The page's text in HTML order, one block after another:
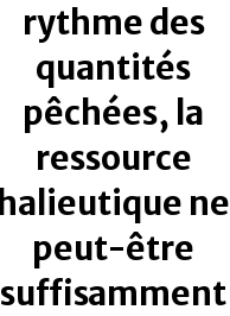
rythme des
quantités
pêchées, la
ressource
halieutique ne
peut-être
suffisamment